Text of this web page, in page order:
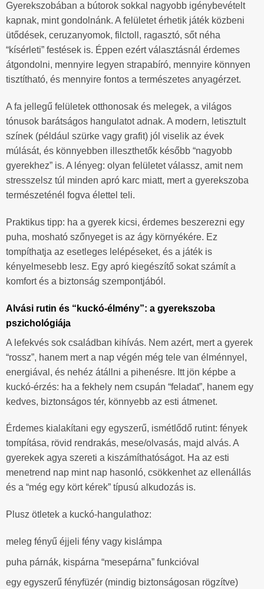
Gyerekszobában a bútorok sokkal nagyobb igénybevételt
kapnak, mint gondolnánk. A felületet érhetik játék közbeni
ütődések, ceruzanyomok, filctoll, ragasztó, sőt néha
“kísérleti” festések is. Éppen ezért választásnál érdemes
átgondolni, mennyire legyen strapabíró, mennyire könnyen
tisztítható, és mennyire fontos a természetes anyagérzet.
A fa jellegű felületek otthonosak és melegek, a világos
tónusok barátságos hangulatot adnak. A modern, letisztult
színek (például szürke vagy grafit) jól viselik az évek
múlását, és könnyebben illeszthetők később “nagyobb
gyerekhez” is. A lényeg: olyan felületet válassz, amit nem
stresszelsz túl minden apró karc miatt, mert a gyerekszoba
természeténél fogva élettel teli.
Praktikus tipp: ha a gyerek kicsi, érdemes beszerezni egy
puha, mosható szőnyeget is az ágy környékére. Ez
tompíthatja az esetleges lelépéseket, és a játék is
kényelmesebb lesz. Egy apró kiegészítő sokat számít a
komfort és a biztonság szempontjából.
Alvási rutin és “kuckó-élmény”: a gyerekszoba
pszichológiája
A lefekvés sok családban kihívás. Nem azért, mert a gyerek
“rossz”, hanem mert a nap végén még tele van élménnyel,
energiával, és nehéz átállni a pihenésre. Itt jön képbe a
kuckó-érzés: ha a fekhely nem csupán “feladat”, hanem egy
kedves, biztonságos tér, könnyebb az esti átmenet.
Érdemes kialakítani egy egyszerű, ismétlődő rutint: fények
tompítása, rövid rendrakás, mese/olvasás, majd alvás. A
gyerekek agya szereti a kiszámíthatóságot. Ha az esti
menetrend nap mint nap hasonló, csökkenhet az ellenállás
és a “még egy kört kérek” típusú alkudozás is.
Plusz ötletek a kuckó-hangulathoz:
meleg fényű éjjeli fény vagy kislámpa
puha párnák, kispárna “mesepárna” funkcióval
egy egyszerű fényfüzér (mindig biztonságosan rögzítve)